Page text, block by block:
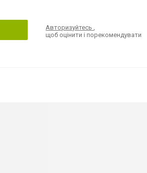
Авторизуйтесь,
щоб оцінити і порекомендувати